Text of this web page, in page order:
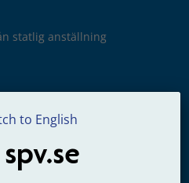
to English
statlig anställning